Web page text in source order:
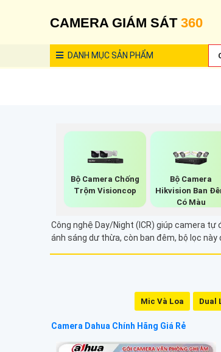
CAMERA GIÁM SÁT 360
DANH MỤCSẢN PHẨM
Bộ Camera Chống
Trộm Visioncop
Bộ Camera
Hikvision Ban
Có Màu
Công nghệ Day/Night (ICR) giúp camera
ánh sáng dư thừa, còn ban đêm, bộ lọc
Mic Và Loa Dual
Camera Dahua Chính Hãng Giá Rẻ